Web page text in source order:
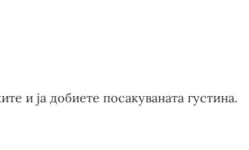
и ја добиете посакуваната густина.